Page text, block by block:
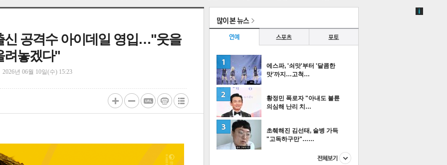
신 공격수 아이데일 영입…"웃을
려놓겠다"
2026년 06월 10일(수) 15:23
에스파, '쇠맛'부터 '달콤한
맛'까지…고척…
황정민 폭로자 "아내도 불륜
의심해 난리 치…
초췌해진 김선태, 술병 가득
"고독하구만"……